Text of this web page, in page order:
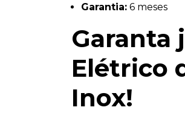
Garantia: 6 meses
Garanta
Elétrico
Inox!